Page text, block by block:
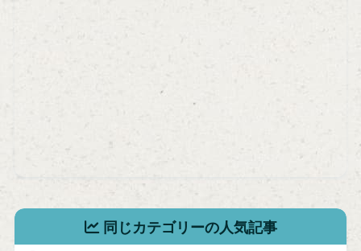
同じカテゴリーの人気記事